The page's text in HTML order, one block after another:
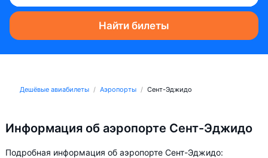
Найти билеты
Дешёвые авиабилеты Аэропорты Сент-Эджидо
Информация об аэропорте Сент-Эджидо
Подробная информация об аэропорте Сент-Эджидо: